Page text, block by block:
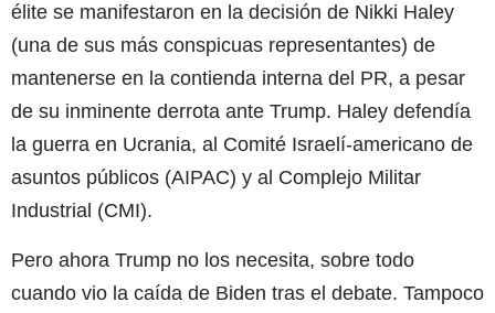
élite se manifestaron en la decisión de Nikki Haley
(una de sus más conspicuas representantes) de
mantenerse en la contienda interna del PR, a pesar
de su inminente derrota ante Trump. Haley defendía
la guerra en Ucrania, al Comité Israelí-americano de
asuntos públicos (AIPAC) y al Complejo Militar
Industrial (CMI).
Pero ahora Trump no los necesita, sobre todo
cuando vio la caída de Biden tras el debate. Tampoco